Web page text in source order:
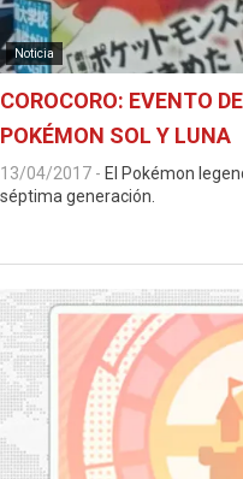
Noticia
COROCORO: EVENTO
POKÉMON SOL Y LUNA
13/04/2017 - El Pokémon
séptima generación.